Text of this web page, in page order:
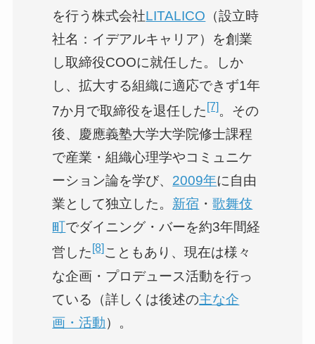
を行う株式会社LITALICO （設立時
社名：イデアルキャリア）を創業
し取締役COOに就任した。しか
し、拡大する組織に適応できず1年
7か月で取締役を退任した [7] 。その
後、慶應義塾大学大学院修士課程
で産業・組織心理学やコミュニケ
ーション論を学び、 2009年に自由
業として独立した。 新宿 ・歌舞伎
町でダイニング・バーを約3年間経
営した [8] こともあり、現在は様々
な企画・プロデュース活動を行っ
ている（詳しくは後述の主な企
画・活動）。